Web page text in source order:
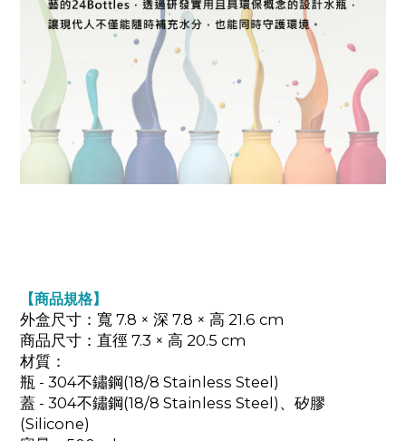
【商品規格】
外盒尺寸：寬 7.8 × 深 7.8 × 高 21.6 cm
商品尺寸：直徑 7.3 × 高 20.5 cm
材質：
瓶 - 304不鏽鋼(18/8 Stainless Steel)
蓋 - 304不鏽鋼(18/8 Stainless Steel)、矽膠
(Silicone)